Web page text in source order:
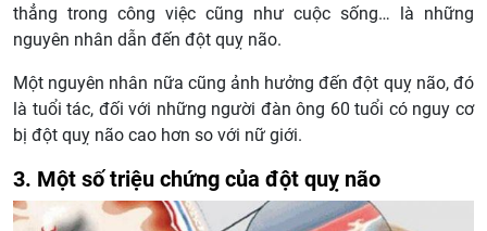
thẳng trong công việc cũng như cuộc sống… là những
nguyên nhân dẫn đến đột quỵ não.
Một nguyên nhân nữa cũng ảnh hưởng đến đột quỵ não, đó
là tuổi tác, đối với những người đàn ông 60 tuổi có nguy cơ
bị đột quỵ não cao hơn so với nữ giới.
3. Một số triệu chứng của đột quỵ não